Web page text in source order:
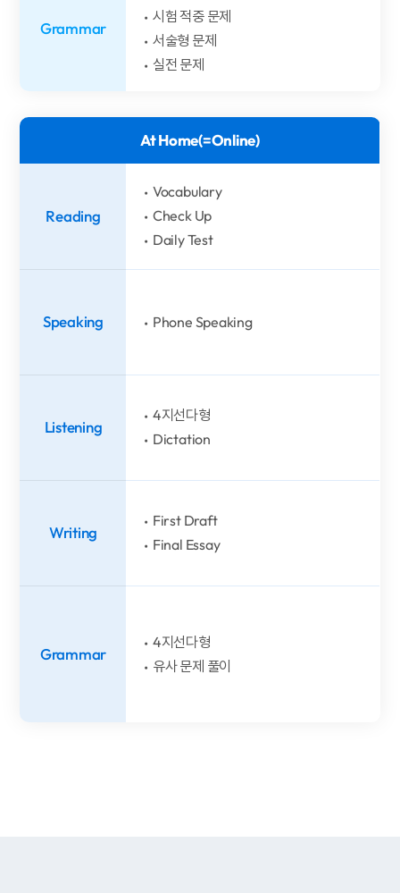
Grammar
시험 적중 문제
서술형 문제
실전 문제
At Home(=Online)
Reading
Vocabulary
Check Up
Daily Test
Speaking Phone Speaking
Listening
4지선다형
Dictation
Writing
First Draft
Final Essay
Grammar
4지선다형
유사 문제 풀이